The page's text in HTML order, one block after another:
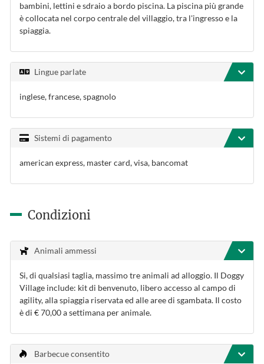
bambini, lettini e sdraio a bordo piscina. La piscina più grande
è collocata nel corpo centrale del villaggio, tra l'ingresso e la
spiaggia.
Lingue parlate
inglese, francese, spagnolo
Sistemi di pagamento
american express, master card, visa, bancomat
Condizioni
Animali ammessi
Si, di qualsiasi taglia, massimo tre animali ad alloggio. Il Doggy
Village include: kit di benvenuto, libero accesso al campo di
agility, alla spiaggia riservata ed alle aree di sgambata. Il costo
è di € 70,00 a settimana per animale.
Barbecue consentito